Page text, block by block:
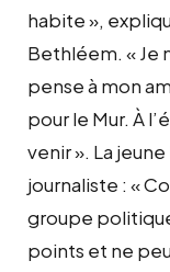
habite »,
Bethléem. « Je
pense à mon
pour le Mur. À
venir ». La
journaliste : «
groupe
points et ne